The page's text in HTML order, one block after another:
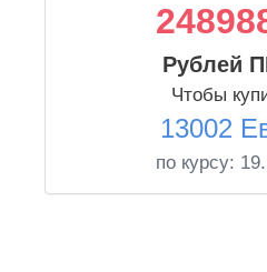
Рублей
Чтобы
13002
по курсу: